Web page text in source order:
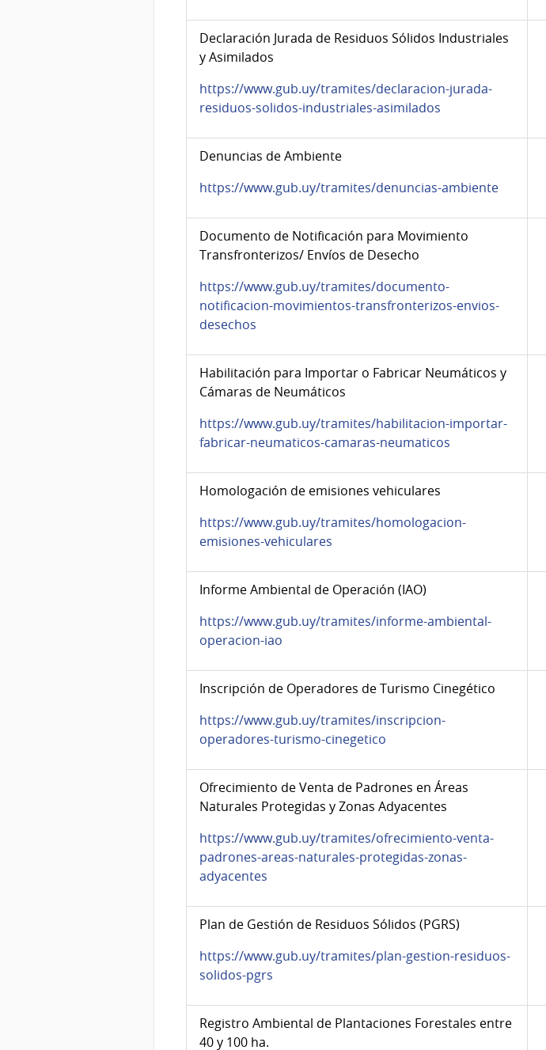
Declaración Jurada de Residuos Sólidos Industriales
y Asimilados
https://www.gub.uy/tramites/declaracion-jurada-
residuos-solidos-industriales-asimilados
Denuncias de Ambiente
https://www.gub.uy/tramites/denuncias-ambiente
Documento de Notificación para Movimiento
Transfronterizos/ Envíos de Desecho
https://www.gub.uy/tramites/documento-
notificacion-movimientos-transfronterizos-envios-
desechos
Habilitación para Importar o Fabricar Neumáticos y
Cámaras de Neumáticos
https://www.gub.uy/tramites/habilitacion-importar-
fabricar-neumaticos-camaras-neumaticos
Homologación de emisiones vehiculares
https://www.gub.uy/tramites/homologacion-
emisiones-vehiculares
Informe Ambiental de Operación (IAO)
https://www.gub.uy/tramites/informe-ambiental-
operacion-iao
Inscripción de Operadores de Turismo Cinegético
https://www.gub.uy/tramites/inscripcion-
operadores-turismo-cinegetico
Ofrecimiento de Venta de Padrones en Áreas
Naturales Protegidas y Zonas Adyacentes
https://www.gub.uy/tramites/ofrecimiento-venta-
padrones-areas-naturales-protegidas-zonas-
adyacentes
Plan de Gestión de Residuos Sólidos (PGRS)
https://www.gub.uy/tramites/plan-gestion-residuos-
solidos-pgrs
Registro Ambiental de Plantaciones Forestales entre
40 y 100 ha.